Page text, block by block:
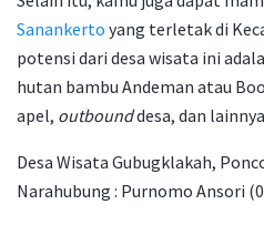
Sanankerto yang terletak di
potensi dari desa wisata ini
hutan bambu Andeman atau
apel, outbounddesa, dan
Desa Wisata Gubugklakah,
Narahubung : Purnomo Ansori